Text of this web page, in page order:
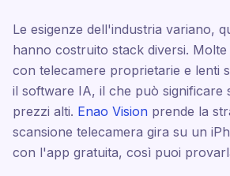
Le esigenze dell'industria variano,
hanno costruito stack diversi.
con telecamere proprietarie e lenti
il software IA, il che può significare
prezzi alti. Enao Vision prende la
scansione telecamera gira su un
con l'app gratuita, così puoi